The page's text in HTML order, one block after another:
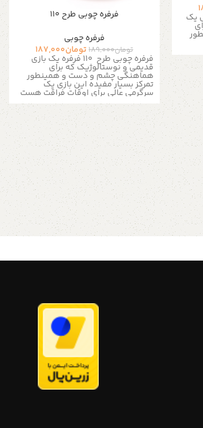
یک
فرفره چوبی طرح 110
فرفره چوبی
تومان189,000تومان187,000
فرفره چوبی طرح 110 فرفره یک بازی
قدیمی و نوستالوژیک که برای
هماهنگی چشم و دست و همینطور
تمرکز بسیار مفیده این بازی یک
سرگرمی عالی برای اوقات فراقت هست
خصوصیات محصول : رنگ بدنه : چوب
روشن جنس بدنه : چوب اندازه ها :
ارتفاع محصول : 7 الی 8 سانتی متر قطر
فرفره: 3 الی 4 سانتی متر جزئیات
محصول : نوع محصول: استاندارد مواد
پایه: چوب برای اطلاعات بیشتر از طریق
دایرکت و یا به شماره 09357478096
از طریق واتساپ و تلگرام پیام بدید
لطفا توجه داشته باشید که به دلیل
اختصاصی و دست ساز بودن فرفره های
چوبی خریداری شده لزوما فرفره های در
تصویر نیست. ممکن است بسیار کم
متفاوت باشد، ما سعی می کنم برای
آسان شدن رنگ آمیزی توسط شما از
چوب های روشن و باکیفیت استفاده
ساله میباشد تمامی محصولات دارای
آدمک چوبی